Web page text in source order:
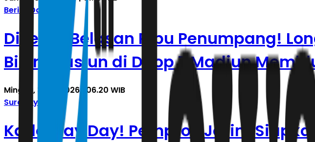
Berita Daerah
Diserbu Belasan Ribu Penumpang!
Bikin Stasiun di Daop 7 Madiun
Minggu, 3 Mei 2026 | 06.20 WIB
Surabaya Raya
Kado May Day! Pemprov Jatim